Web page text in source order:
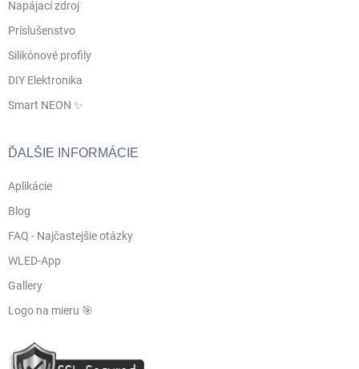
Napájací zdroj
Príslušenstvo
Silikónové profily
DIY Elektronika
Smart NEON ✨
ĎALŠIE INFORMÁCIE
Aplikácie
Blog
FAQ - Najčastejšie otázky
WLED-App
Gallery
Logo na mieru 🎯